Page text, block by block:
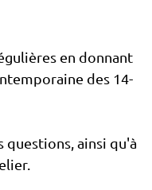
en donnant
des 14-
questions, ainsi qu'à